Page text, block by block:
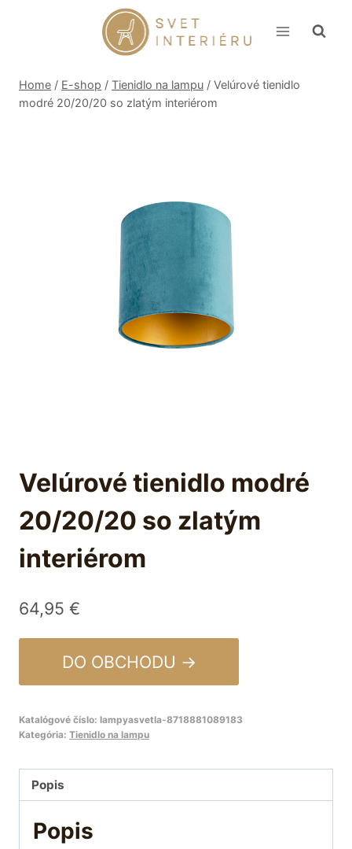
Home / E-shop / Tienidlo na lampu / Velúrové tienidlo
modré 20/20/20 so zlatým interiérom
Velúrové tienidlo modré
20/20/20 so zlatým
interiérom
64,95 €
DO OBCHODU →
Katalógové číslo: lampyasvetla-8718881089183
Kategória: Tienidlo na lampu
Popis
Popis